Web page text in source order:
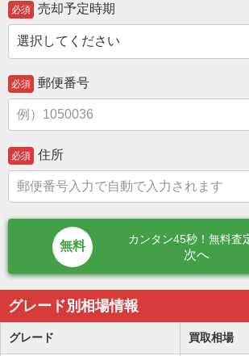
必須 売却予定時期
必須 郵便番号
必須 住所
カンタン45秒！無料査
次へ
グレード別相場情報
グレード 買取相場